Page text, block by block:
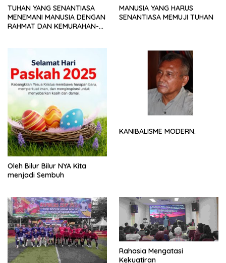
TUHAN YANG SENANTIASA
MENEMANI MANUSIA DENGAN
RAHMAT DAN KEMURAHAN-
MANUSIA YANG HARUS
SENANTIASA MEMUJI TUHAN
Oleh Bilur Bilur NYA Kita
menjadi Sembuh
KANIBALISME MODERN.
Rahasia Mengatasi
Kekuatiran